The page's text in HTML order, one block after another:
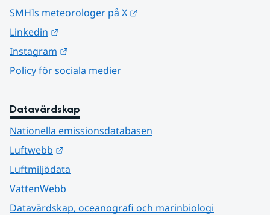
SMHIs meteorologer på X
Linkedin
Instagram
Policy för sociala medier
Datavärdskap
Nationella emissionsdatabasen
Luftwebb
Luftmiljödata
VattenWebb
Datavärdskap, oceanografi och marinbiologi